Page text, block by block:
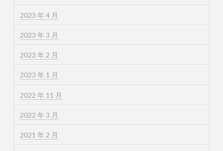
2023 年 4 月
2023 年 3 月
2023 年 2 月
2023 年 1 月
2022 年 11 月
2022 年 3 月
2021 年 2 月